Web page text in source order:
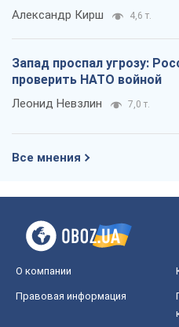
Александр Кирш 4,6 т.
Запад проспал угрозу:
проверить НАТО войной
Леонид Невзлин 7,0 т.
Все мнения
О компании
Правовая информация